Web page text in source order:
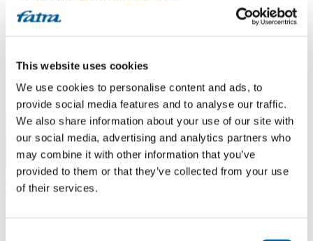
This website uses cookies
We use cookies to personalise content and ads, to
provide social media features and to analyse our traffic.
We also share information about your use of our site with
our social media, advertising and analytics partners who
may combine it with other information that you’ve
provided to them or that they’ve collected from your use
of their services.
Profil FATRAFLEX
Lepidla
Ostatní doplňky
VŠECHNY PRODUKTY
Menu
Menu
Domů/
Poradna/